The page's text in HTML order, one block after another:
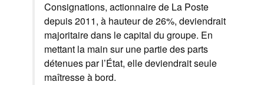
Consignations, actionnaire de La Poste
depuis 2011, à hauteur de 26%, deviendrait
majoritaire dans le capital du groupe. En
mettant la main sur une partie des parts
détenues par l’État, elle deviendrait seule
maîtresse à bord.